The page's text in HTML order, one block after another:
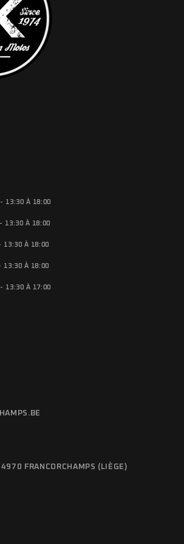
13:30 À 18:00
13:30 À 18:00
13:30 À 18:00
13:30 À 18:00
13:30 À 17:00
FRANCORCHAMPS (LIÈGE)